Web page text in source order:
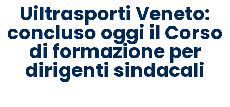
Uiltrasporti Veneto:
concluso oggi il Corso
di formazione per
dirigenti sindacali